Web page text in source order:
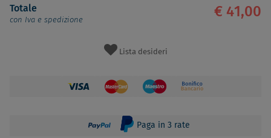
Totale
con Iva e spedizione
€ 41,00
Lista desideri
Paga in 3 rate